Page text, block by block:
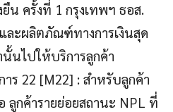
น ครั้งที่ 1 กรุงเทพฯ ธอส.
ละผลิตภัณฑ์ทางการเงินสุด
นไปให้บริการลูกค้า
ร 22 [M22] : สำหรับลูกค้า
ลูกค้ารายย่อยสถานะ NPL ที่